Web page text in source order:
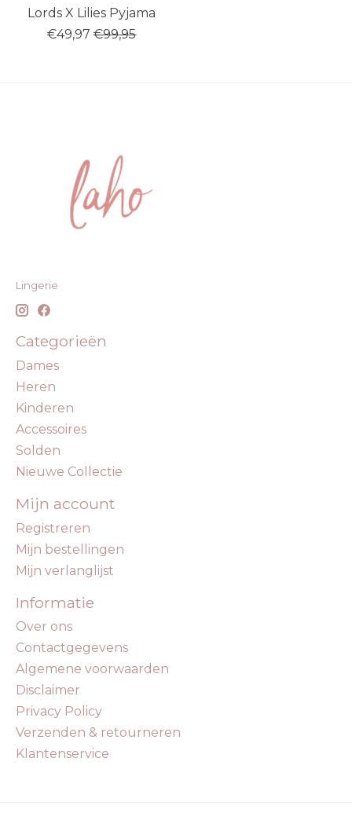
Lords X Lilies Pyjama
€49,97 €99,95
Lingerie
Categorieën
Dames
Heren
Kinderen
Accessoires
Solden
Nieuwe Collectie
Mijn account
Registreren
Mijn bestellingen
Mijn verlanglijst
Informatie
Over ons
Contactgegevens
Algemene voorwaarden
Disclaimer
Privacy Policy
Verzenden & retourneren
Klantenservice